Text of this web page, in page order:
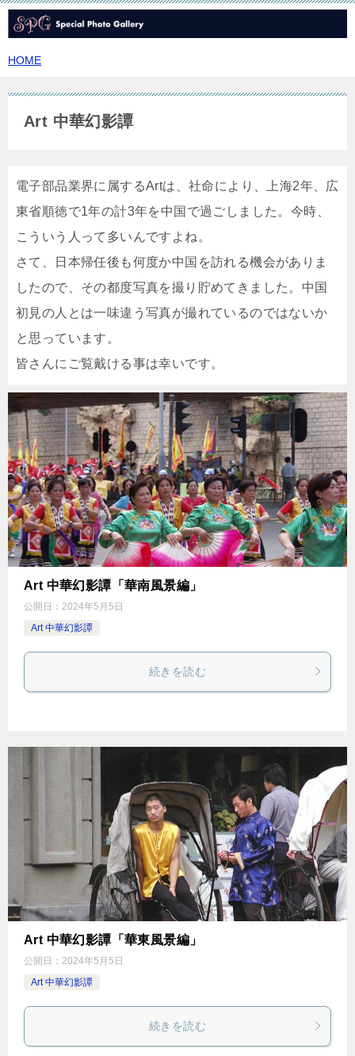
HOME
Art 中華幻影譚
電子部品業界に属するArtは、社命により、上海2年、広
東省順徳で1年の計3年を中国で過ごしました。今時、
こういう人って多いんですよね。
さて、日本帰任後も何度か中国を訪れる機会がありま
したので、その都度写真を撮り貯めてきました。中国
初見の人とは一味違う写真が撮れているのではないか
と思っています。
皆さんにご覧戴ける事は幸いです。
Art 中華幻影譚「華南風景編」
公開日： 2024年5月5日
Art 中華幻影譚
続きを読む
Art 中華幻影譚「華東風景編」
公開日： 2024年5月5日
Art 中華幻影譚
続きを読む